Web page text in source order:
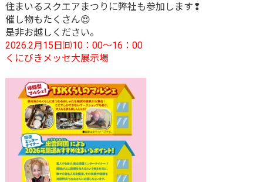
住まいるスクエアまつりに弊社も参加します❢
催し物もたくさん😍
是非お越しください。
2026.2月15日㈰10：00～16：00
くにびきメッセ大展示場